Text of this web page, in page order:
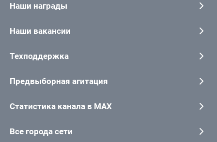
Наши награды
Наши вакансии
Техподдержка
Предвыборная агитация
Статистика канала в MAX
Все города сети